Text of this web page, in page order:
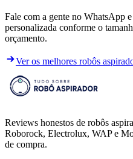
Fale com a gente no WhatsApp
personalizada conforme o
orçamento.
Ver os melhores robôs
Reviews honestos de robôs
Roborock, Electrolux, WAP e
de compra.